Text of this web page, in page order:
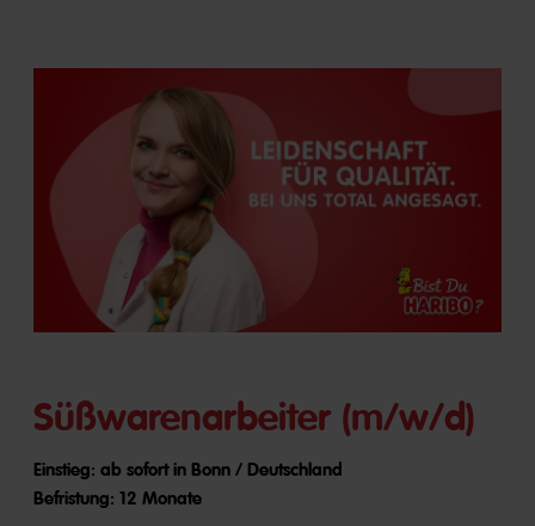
Süßwarenarbeiter (m/w/d)
Einstieg: ab sofort in Bonn / Deutschland
Befristung: 12 Monate